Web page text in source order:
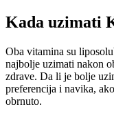
Kada uzimati
Oba vitamina su
najbolje uzimati nakon
zdrave. Da li je bolje
preferencija i navika,
obrnuto.